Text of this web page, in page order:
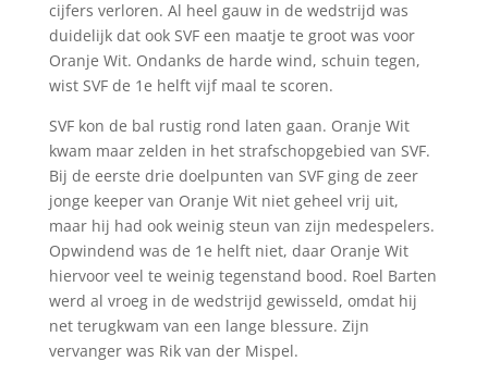
cijfers verloren. Al heel gauw in de wedstrijd was
duidelijk dat ook SVF een maatje te groot was voor
Oranje Wit. Ondanks de harde wind, schuin tegen,
wist SVF de 1e helft vijf maal te scoren.
SVF kon de bal rustig rond laten gaan. Oranje Wit
kwam maar zelden in het strafschopgebied van SVF.
Bij de eerste drie doelpunten van SVF ging de zeer
jonge keeper van Oranje Wit niet geheel vrij uit,
maar hij had ook weinig steun van zijn medespelers.
Opwindend was de 1e helft niet, daar Oranje Wit
hiervoor veel te weinig tegenstand bood. Roel Barten
werd al vroeg in de wedstrijd gewisseld, omdat hij
net terugkwam van een lange blessure. Zijn
vervanger was Rik van der Mispel.